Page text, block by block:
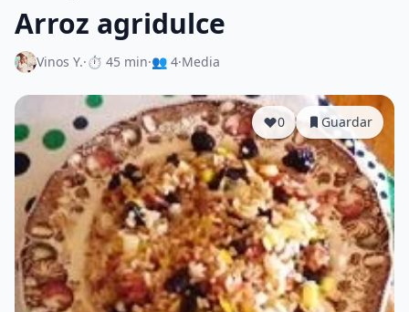
Arroz agridulce
Vinos Y.·⏱ 45 min·👥 4·Media
0 Guardar